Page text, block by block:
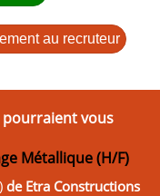
au recruteur
vous
Métallique (H/F)
de Etra Constructions